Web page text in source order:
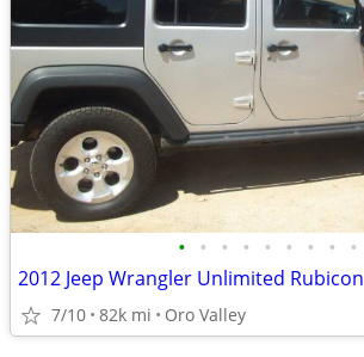
• • • • • • • • •
2012 Jeep Wrangler Unlimited Rubicon
7/10 82k mi Oro Valley